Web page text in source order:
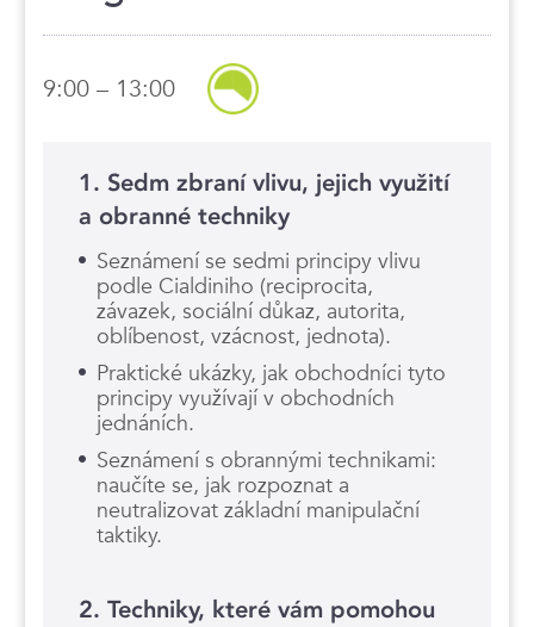
9:00 – 13:00
1. Sedm zbraní vlivu, jejich využití
a obranné techniky
Seznámení se sedmi principy vlivu
podle Cialdiniho (reciprocita,
závazek, sociální důkaz, autorita,
oblíbenost, vzácnost, jednota).
Praktické ukázky, jak obchodníci tyto
principy využívají v obchodních
jednáních.
Seznámení s obrannými technikami:
naučíte se, jak rozpoznat a
neutralizovat základní manipulační
taktiky.
2. Techniky, které vám pomohou